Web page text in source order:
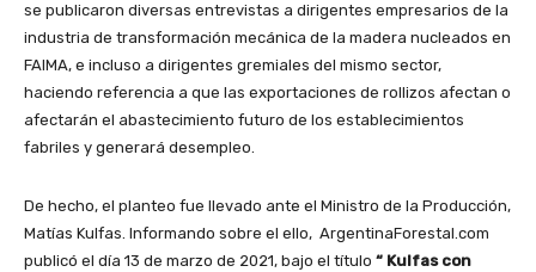
se publicaron diversas entrevistas a dirigentes empresarios de la
industria de transformación mecánica de la madera nucleados en
FAIMA, e incluso a dirigentes gremiales del mismo sector,
haciendo referencia a que las exportaciones de rollizos afectan o
afectarán el abastecimiento futuro de los establecimientos
fabriles y generará desempleo.
De hecho, el planteo fue llevado ante el Ministro de la Producción,
Matías Kulfas. Informando sobre el ello, ArgentinaForestal.com
publicó el día 13 de marzo de 2021, bajo el título “ Kulfas con